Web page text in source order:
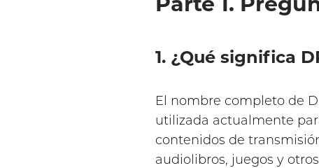
1. ¿Qué significa
El nombre completo de
utilizada actualmente
contenidos de
audiolibros, juegos y